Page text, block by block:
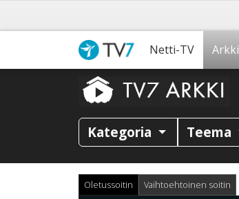
Netti-TV Arkki
Kategoria Teema
Oletussoitin Vaihtoehtoinen soitin